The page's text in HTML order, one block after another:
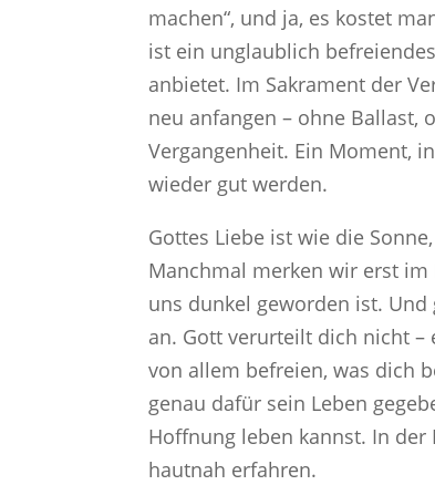
machen“, und ja, es kostet
ist ein unglaublich
anbietet. Im Sakrament der
neu anfangen – ohne Ballast,
Vergangenheit. Ein Moment,
wieder gut werden.
Gottes Liebe ist wie die
Manchmal merken wir erst im
uns dunkel geworden ist.
an. Gott verurteilt dich nicht
von allem befreien, was dich
genau dafür sein Leben
Hoffnung leben kannst. In der
hautnah erfahren.